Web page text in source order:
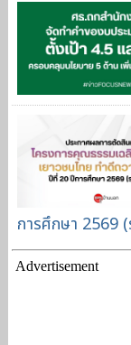
การศึกษา 2569 (
Advertisement